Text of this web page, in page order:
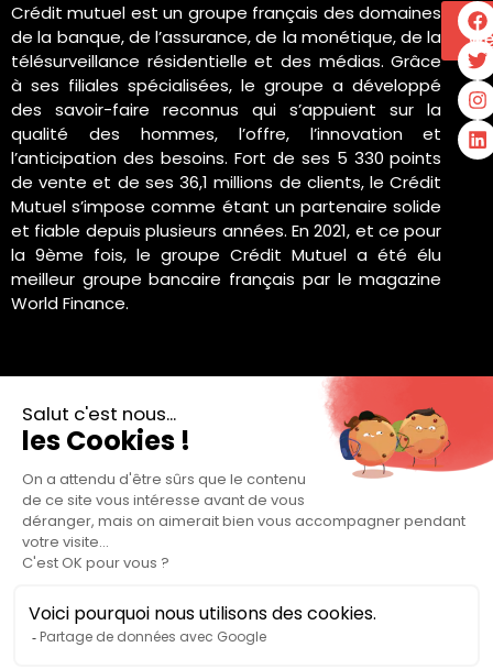
Crédit mutuel est un groupe français des domaines
de la banque, de l’assurance, de la monétique, de la
télésurveillance résidentielle et des médias. Grâce
à ses filiales spécialisées, le groupe a développé
des savoir-faire reconnus qui s’appuient sur la
qualité des hommes, l’offre, l’innovation et
l’anticipation des besoins. Fort de ses 5 330 points
de vente et de ses 36,1 millions de clients, le Crédit
Mutuel s’impose comme étant un partenaire solide
et fiable depuis plusieurs années. En 2021, et ce pour
la 9ème fois, le groupe Crédit Mutuel a été élu
meilleur groupe bancaire français par le magazine
World Finance.